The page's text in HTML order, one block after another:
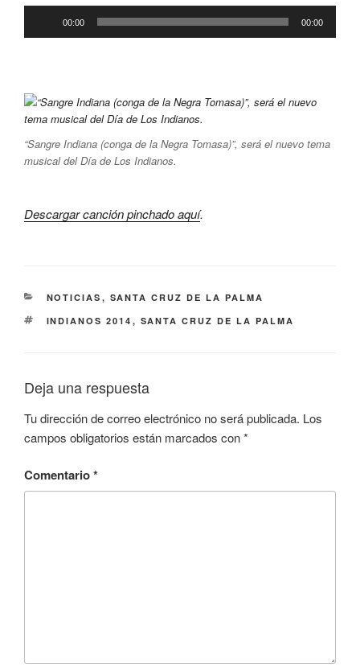
00:00 00:00
“Sangre Indiana (conga de la Negra Tomasa)”, será el nuevo tema
musical del Día de Los Indianos.
Descargar canción pinchado aquí.
CATEGORÍAS
NOTICIAS , SANTA CRUZ DE LA PALMA
ETIQUETAS
INDIANOS 2014 , SANTA CRUZ DE LA PALMA
Deja una respuesta
Tu dirección de correo electrónico no será publicada. Los
campos obligatorios están marcados con*
Comentario*